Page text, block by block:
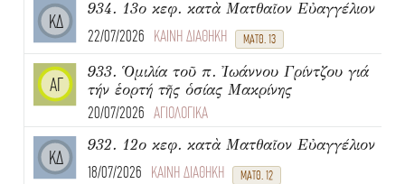
ΚΔ
934. 13ο κεφ. κατὰ Ματθαῖον Εὐαγγέλιον
22/07/2026 ΚΑΙΝΗ ΔΙΑΘΗΚΗ ΜΑΤΘ. 13
ΑΓ
933. Ὁμιλία τοῦ π. Ἰωάννου Γρίντζου γιά
τήν ἑορτή τῆς ὁσίας Μακρίνης
20/07/2026 ΑΓΙΟΛΟΓΙΚΑ
ΚΔ
932. 12ο κεφ. κατὰ Ματθαῖον Εὐαγγέλιον
18/07/2026 ΚΑΙΝΗ ΔΙΑΘΗΚΗ ΜΑΤΘ. 12